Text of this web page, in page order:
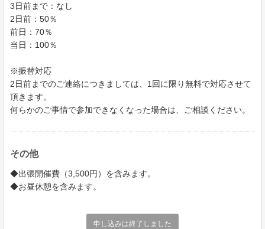
3日前まで：なし
2日前：50％
前日：70％
当日：100％
※振替対応
2日前までのご連絡につきましては、1回に限り無料で対応させて
頂きます。
何らかのご事情で参加できなくなった場合は、ご相談ください。
その他
◆出張開催費（3,500円）を含みます。
◆お昼休憩を含みます。
申し込みは終了しました